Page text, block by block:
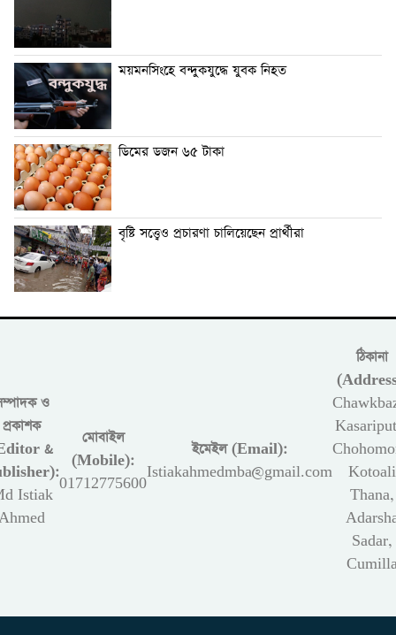
ময়মনসিংহে বন্দুকযুদ্ধে যুবক নিহত
ডিমের ডজন ৬৫ টাকা
বৃষ্টি সত্ত্বেও প্রচারণা চালিয়েছেন প্রার্থীরা
ও
প্রকাশক
&
Istiak
মোবাইল
(Mobile):
01712775600
ইমেইল (Email):
Istiakahmedmba@gmail.com
ঠিকানা
Kotoali
Thana,
Sadar,